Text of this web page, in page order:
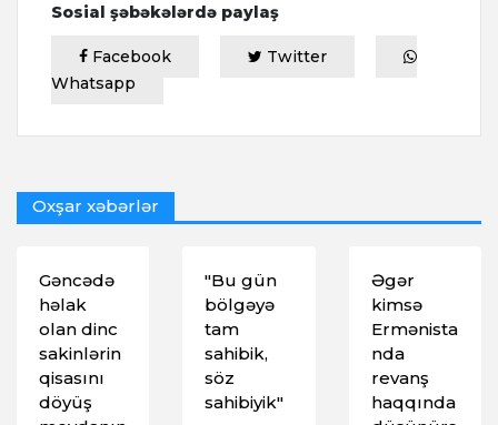
Sosial şəbəkələrdə paylaş
Facebook
Twitter
Whatsapp
Oxşar xəbərlər
Gəncədə
həlak
olan dinc
sakinlərin
qisasını
döyüş
"Bu gün
bölgəyə
tam
sahibik,
söz
sahibiyik"
Əgər
kimsə
Ermənista
nda
revanş
haqqında